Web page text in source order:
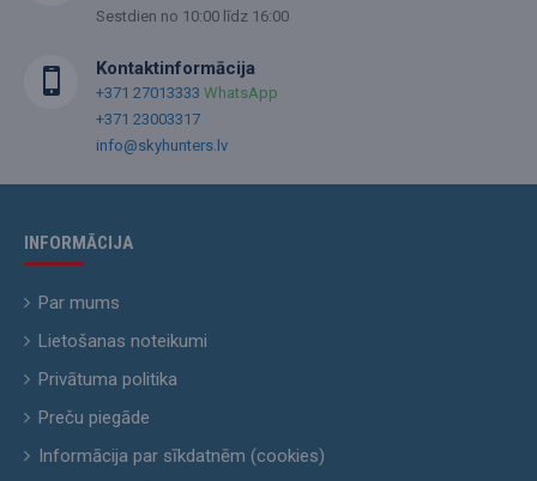
Sestdien no 10:00 līdz 16:00
Kontaktinformācija
+371 27013333 WhatsApp
+371 23003317
info@skyhunters.lv
INFORMĀCIJA
Par mums
Lietošanas noteikumi
Privātuma politika
Preču piegāde
Informācija par sīkdatnēm (cookies)